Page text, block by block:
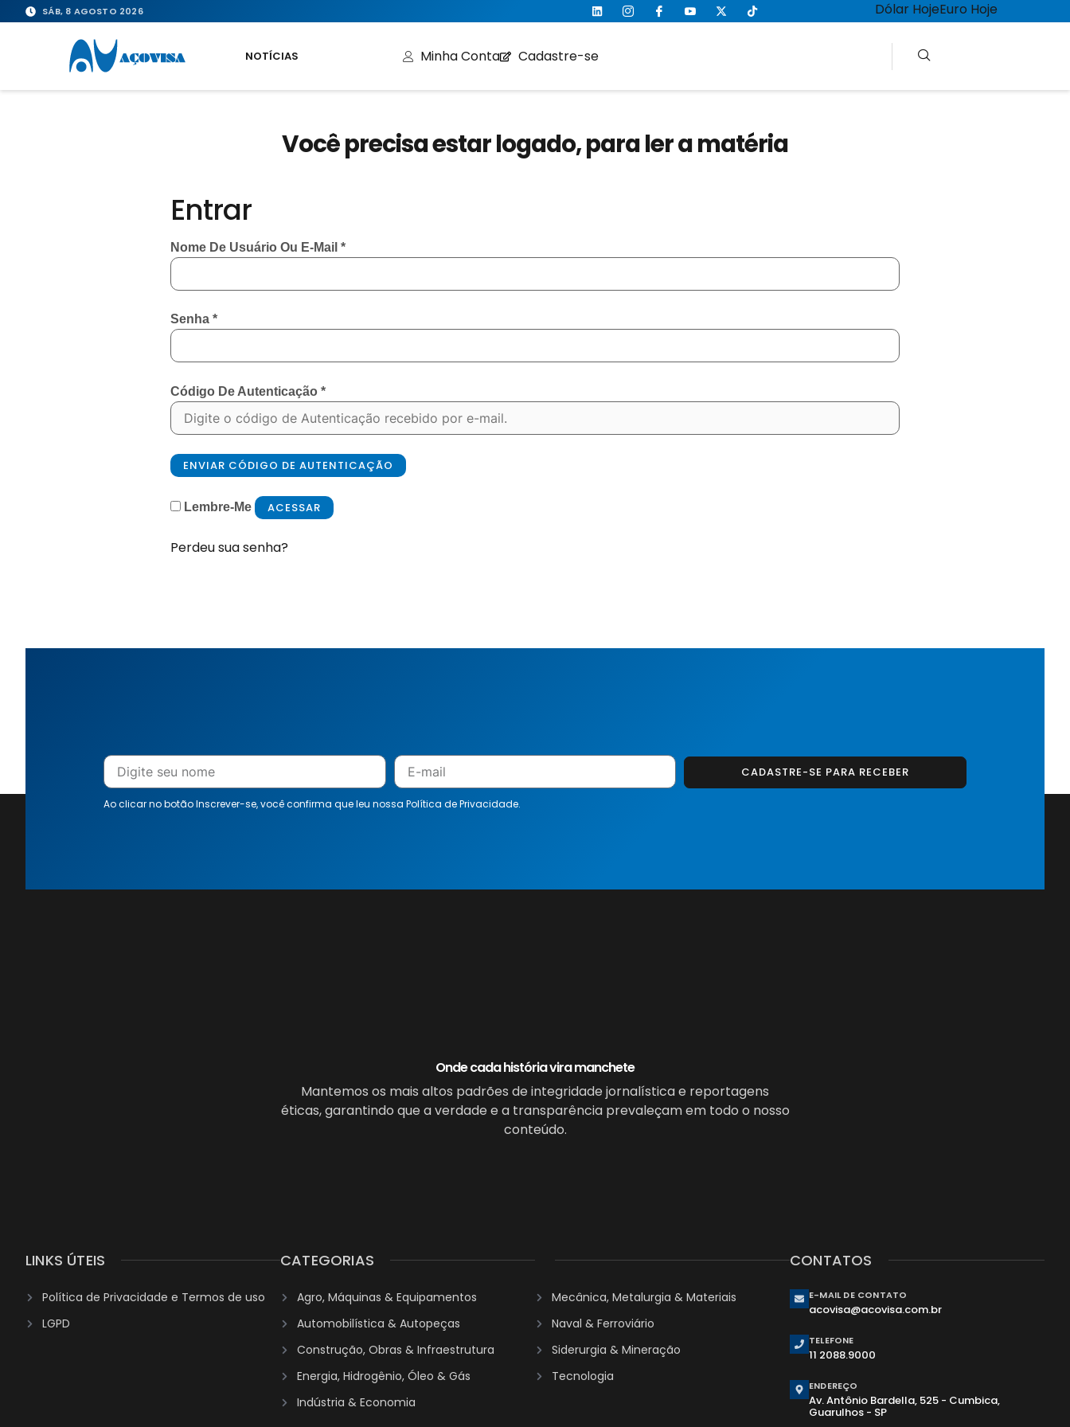
SÁB, 8 AGOSTO 2026 Dólar HojeEuro Hoje
NOTÍCIAS Minha Conta Cadastre-se
Você precisa estar logado, para ler a matéria
Entrar
Nome De Usuário Ou E-Mail*
Senha*
Código De Autenticação*
ENVIAR CÓDIGO DE AUTENTICAÇÃO
Lembre-Me ACESSAR
Perdeu sua senha?
CADASTRE-SE PARA RECEBER
Ao clicar no botão Inscrever-se, você confirma que leu nossa Política de Privacidade.
Onde cada história vira manchete
Mantemos os mais altos padrões de integridade jornalística e reportagens
éticas, garantindo que a verdade e a transparência prevaleçam em todo o nosso
conteúdo.
LINKS ÚTEIS
Política de Privacidade e Termos de uso
LGPD
CATEGORIAS
Agro, Máquinas & Equipamentos
Automobilística & Autopeças
Construção, Obras & Infraestrutura
Energia, Hidrogênio, Óleo & Gás
Indústria & Economia
Mecânica, Metalurgia & Materiais
Naval & Ferroviário
Siderurgia & Mineração
Tecnologia
CONTATOS
E-MAIL DE CONTATO
acovisa@acovisa.com.br
TELEFONE
11 2088.9000
ENDEREÇO
Av. Antônio Bardella, 525 - Cumbica,
Guarulhos - SP